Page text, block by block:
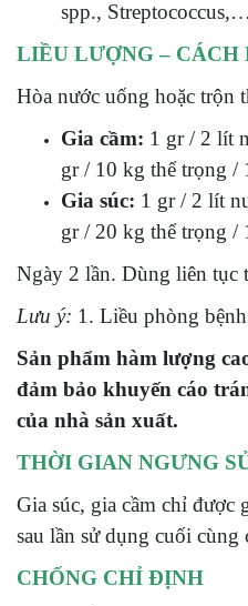
spp., Streptococcus,…
LIỀU LƯỢNG – CÁCH
Hòa nước uống hoặc trộn
Gia cầm: 1 gr / 2 lít
gr / 10 kg thể trọng /
Gia súc: 1 gr / 2 lít
gr / 20 kg thể trọng /
Ngày 2 lần. Dùng liên tục
Lưu ý: 1. Liều phòng
Sản phẩm hàm lượng
đảm bảo khuyến cáo
của nhà sản xuất.
THỜI GIAN NGƯNG
Gia súc, gia cầm chỉ được
sau lần sử dụng cuối cùng
CHỐNG CHỈ ĐỊNH